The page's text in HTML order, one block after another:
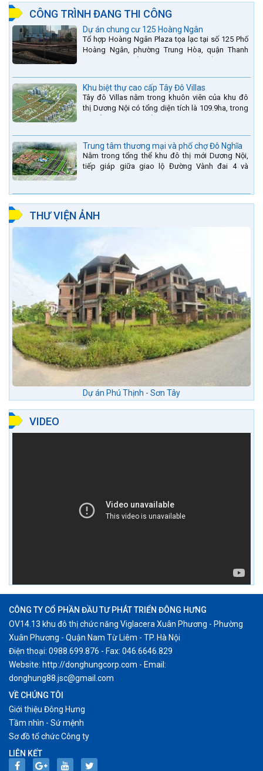
CÔNG TRÌNH ĐANG THI CÔNG
Dự án chung cư 125 Hoàng Ngân
Tổ hợp Hoàng Ngân Plaza tọa lạc tại số 125 Phố
Hoàng Ngân, phường Trung Hòa, quận Thanh
Khu biệt thự cao cấp Tây Đô Villas
Tây đô Villas nằm trong khuôn viên của khu đô
thị Dương Nội có tổng diện tích là 109.9ha, trong
Trung tâm thương mại và phố chợ Đô Nghĩa
Nằm trong tổng thể khu đô thị mới Dương Nội,
tiếp giáp giữa giao lộ Đường Vành đai 4 và
THƯ VIỆN ẢNH
Dự án Phú Thịnh - Sơn Tây
VIDEO
CÔNG TY CỔ PHẦN ĐẦU TƯ PHÁT TRIỂN ĐÔNG HƯNG
OV14.13 khu đô thị chức năng Viglacera Xuân Phương - Phường
Xuân Phương - Quận Nam Từ Liêm - TP. Hà Nội
Điện thoại: 0988.699.876 - Fax: 046.6646.829
Website: http://donghungcorp.com - Email:
donghung88.jsc@gmail.com
VỀ CHÚNG TÔI
Giới thiệu Đông Hưng
Tầm nhìn - Sứ mệnh
Sơ đồ tổ chức Công ty
LIÊN KẾT